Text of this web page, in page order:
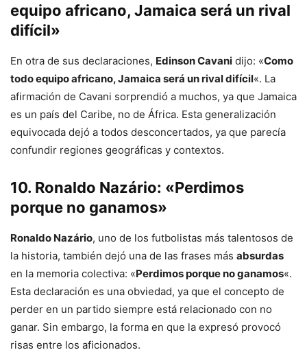
equipo africano, Jamaica será un rival
difícil»
En otra de sus declaraciones, Edinson Cavani dijo: «Como
todo equipo africano, Jamaica será un rival difícil«. La
afirmación de Cavani sorprendió a muchos, ya que Jamaica
es un país del Caribe, no de África. Esta generalización
equivocada dejó a todos desconcertados, ya que parecía
confundir regiones geográficas y contextos.
10. Ronaldo Nazário: «Perdimos
porque no ganamos»
Ronaldo Nazário, uno de los futbolistas más talentosos de
la historia, también dejó una de las frases más absurdas
en la memoria colectiva: «Perdimos porque no ganamos«.
Esta declaración es una obviedad, ya que el concepto de
perder en un partido siempre está relacionado con no
ganar. Sin embargo, la forma en que la expresó provocó
risas entre los aficionados.